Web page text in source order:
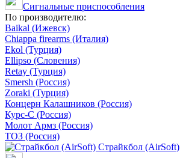
Сигнальные приспособления
По производителю:
Baikal (Ижевск)
Chiappa firearms (Италия)
Ekol (Турция)
Ellipso (Словения)
Retay (Турция)
Smersh (Россия)
Zoraki (Турция)
Концерн Калашников (Россия)
Курс-С (Россия)
Молот Армз (Россия)
ТОЗ (Россия)
Страйкбол (AirSoft)